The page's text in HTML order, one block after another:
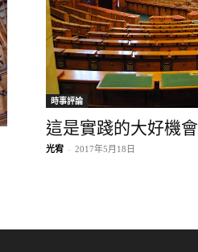
時事評論
這是實踐的大好機會
光宥 - 2017年5月18日